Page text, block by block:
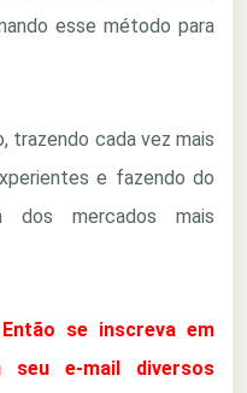
esse método para
trazendo cada vez mais
e fazendo do
dos mercados mais
se inscreva em
e-mail diversos